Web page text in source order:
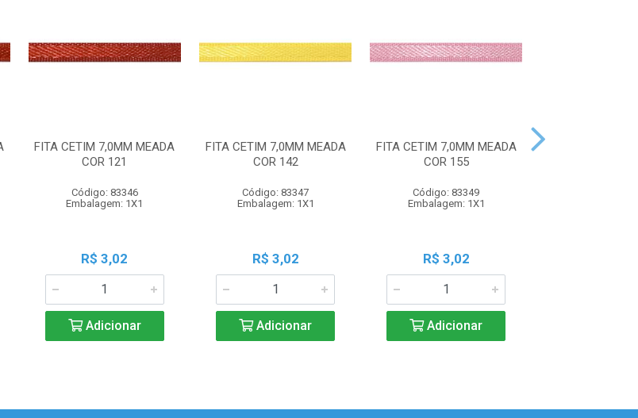
FITA CETIM 7,0MM MEADA
COR 121
Código: 83346
Embalagem: 1X1
R$ 3,02
Adicionar
FITA CETIM 7,0MM MEADA
COR 142
Código: 83347
Embalagem: 1X1
R$ 3,02
Adicionar
FITA CETIM 7,0MM MEADA
COR 155
Código: 83349
Embalagem: 1X1
R$ 3,02
Adicionar